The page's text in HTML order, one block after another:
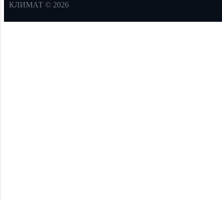
КЛИМАТ © 2026